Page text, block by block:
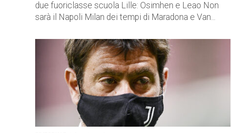
due fuoriclasse scuola Lille: Osimhen e Leao Non
sarà il Napoli Milan dei tempi di Maradona e Van...